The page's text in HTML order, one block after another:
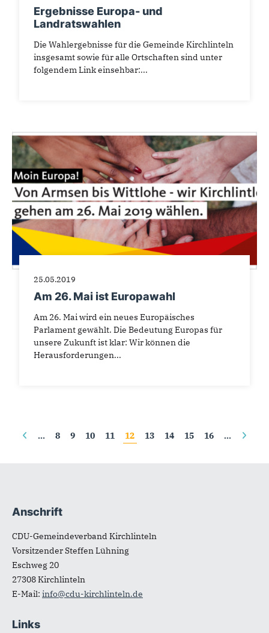
Ergebnisse Europa- und
Landratswahlen
Die Wahlergebnisse für die Gemeinde Kirchlinteln
insgesamt sowie für alle Ortschaften sind unter
folgendem Link einsehbar:...
25.05.2019
Am 26. Mai ist Europawahl
Am 26. Mai wird ein neues Europäisches
Parlament gewählt. Die Bedeutung Europas für
unsere Zukunft ist klar: Wir können die
Herausforderungen...
Seiten
… 8 9 10 11 12 13 14 15 16 …
Fußbereich
Anschrift
CDU-Gemeindeverband Kirchlinteln
Vorsitzender Steffen Lühning
Eschweg 20
27308Kirchlinteln
E-Mail: info@cdu-kirchlinteln.de
Links